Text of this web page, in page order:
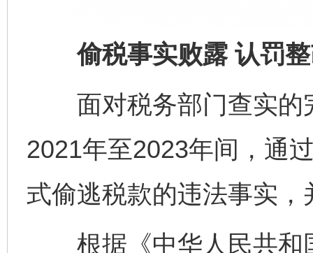
偷税事实败露 认罚整
面对税务部门查实的
2021年至2023年间，通
式偷逃税款的违法事实
根据《中华人民共和